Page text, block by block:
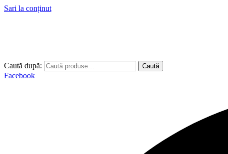
Sari la conținut
Caută după: Caută
Facebook